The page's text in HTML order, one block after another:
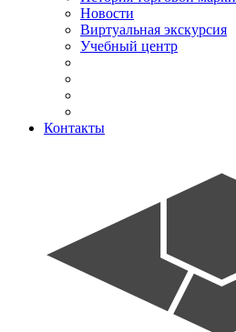
Новости
Виртуальная экскурсия
Учебный центр
Контакты